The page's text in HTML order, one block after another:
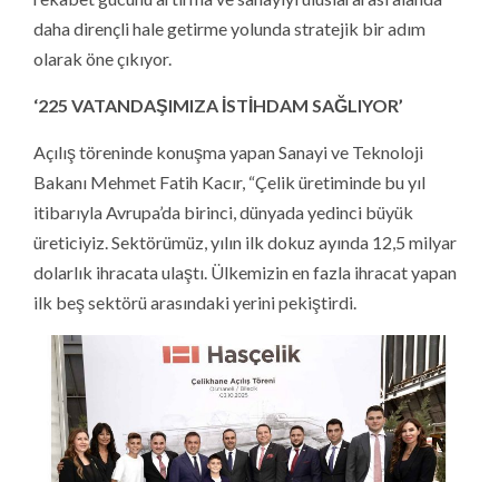
daha dirençli hale getirme yolunda stratejik bir adım
olarak öne çıkıyor.
‘225 VATANDAŞIMIZA İSTİHDAM SAĞLIYOR’
Açılış töreninde konuşma yapan Sanayi ve Teknoloji
Bakanı Mehmet Fatih Kacır, “Çelik üretiminde bu yıl
itibarıyla Avrupa’da birinci, dünyada yedinci büyük
üreticiyiz. Sektörümüz, yılın ilk dokuz ayında 12,5 milyar
dolarlık ihracata ulaştı. Ülkemizin en fazla ihracat yapan
ilk beş sektörü arasındaki yerini pekiştirdi.